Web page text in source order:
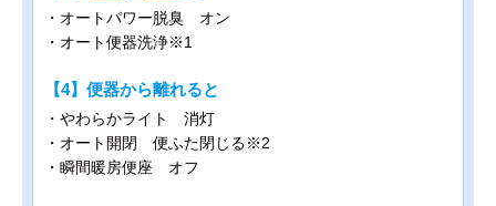
・オートパワー脱臭 オン
・オート便器洗浄※1
【4】便器から離れると
・やわらかライト 消灯
・オート開閉 便ふた閉じる※2
・瞬間暖房便座 オフ